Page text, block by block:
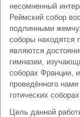
несомненный
Реймский собор
подлинными
соборы находятся
являются
гимназии,
соборах Франции,
проведённого
готических
Цель данной